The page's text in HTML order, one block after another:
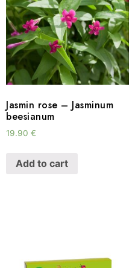
Jasmin rose – Jasminum
beesianum
19.90 €
Add to cart